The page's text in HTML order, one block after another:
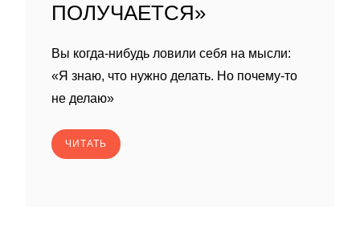
ПОЛУЧАЕТСЯ»
Вы когда-нибудь ловили себя на мысли:
«Я знаю, что нужно делать. Но почему-то
не делаю»
ЧИТАТЬ